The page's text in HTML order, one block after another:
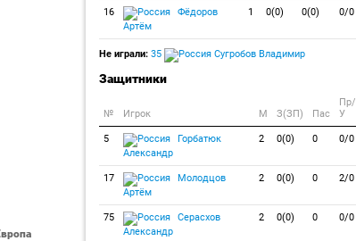
16
Фёдоров
Артём
1 0(0) 0(0) 0/0
Не играли: 35 Сугробов Владимир
Защитники
№ Игрок M З(ЗП) Пас
Пр/
У
5
Горбатюк
Александр
2 0(0) 0 0/0
17
Молодцов
Артём
2 0(0) 0 2/0
75
Серасхов
Александр
2 0(0) 0 0/0